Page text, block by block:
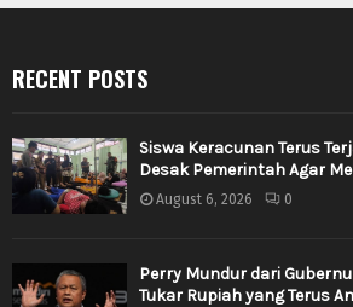
RECENT POSTS
Siswa Keracunan Terus
Desak Pemerintah Agar
August 6, 2026 0
Perry Mundur dari
Tukar Rupiah yang Terus